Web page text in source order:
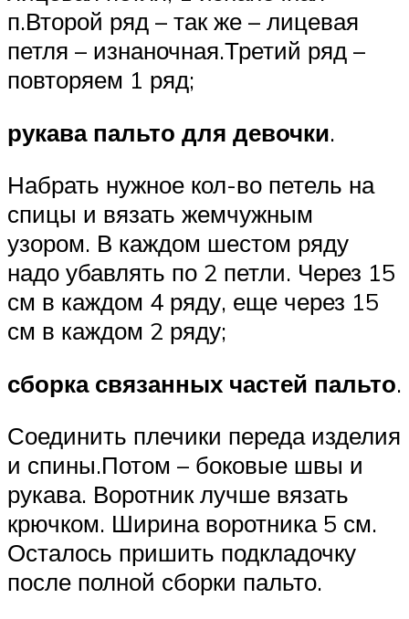
п.Второй ряд – так же – лицевая
петля – изнаночная.Третий ряд –
повторяем 1 ряд;
рукава пальто для девочки.
Набрать нужное кол-во петель на
спицы и вязать жемчужным
узором. В каждом шестом ряду
надо убавлять по 2 петли. Через 15
см в каждом 4 ряду, еще через 15
см в каждом 2 ряду;
сборка связанных частей пальто.
Соединить плечики переда изделия
и спины.Потом – боковые швы и
рукава. Воротник лучше вязать
крючком. Ширина воротника 5 см.
Осталось пришить подкладочку
после полной сборки пальто.